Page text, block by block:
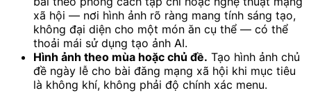
xã hội — nơi hình ảnh rõ ràng mang tính sáng tạo,
không đại diện cho một món ăn cụ thể — có thể
thoải mái sử dụng tạo ảnh AI.
Hình ảnh theo mùa hoặc chủ đề. Tạo hình ảnh chủ
đề ngày lễ cho bài đăng mạng xã hội khi mục tiêu
là không khí, không phải độ chính xác menu.